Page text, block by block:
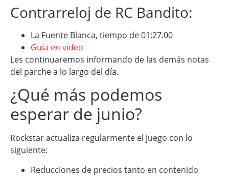
Contrarreloj de RC Bandito:
La Fuente Blanca, tiempo de 01:27.00
Guía en video
Les continuaremos informando de las demás notas
del parche a lo largo del día.
¿Qué más podemos
esperar de junio?
Rockstar actualiza regularmente el juego con lo
siguiente:
Reducciones de precios tanto en contenido